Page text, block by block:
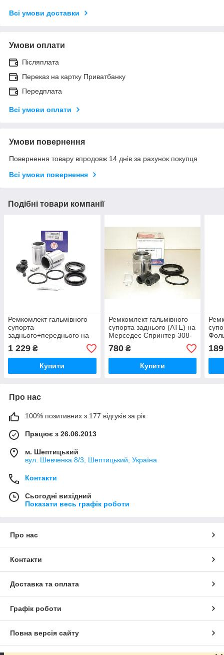
Всі умови доставки
Умови оплати
Післяплата
Переказ на картку Приватбанку
Передплата
Всі умови оплати
Умови повернення
Повернення товару впродовж 14 днів за рахунок покупця
Всі умови повернення
Подібні товари компанії
Ремкомлект гальмівного
супорта
заднього+переднього на
Фольксваген ЛТ 46 1996-
2006 AUTOFREN SEINSA
D41119C.
1 229 ₴
Купити
Ремкомлект гальмівного
супорта заднього (ATE) на
Мерседес Спринтер 308-
316 2002-2006
AUTOFREN (Іспанія)
780₴
Купити
189
Про нас
100% позитивних з 177 відгуків за рік
Працює з 26.06.2013
м. Шептицький
вул. Шевченка 8/3, Шептицький, Україна
Контакти
Сьогодні вихідний
Показати весь графік роботи
Про нас
Контакти
Доставка та оплата
Графік роботи
Повна версія сайту